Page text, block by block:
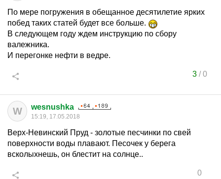
По мере погружения в обещанное десятилетие ярких
побед таких статей будет все больше.
В следующем году ждем инструкцию по сбору
валежника.
И перегонке нефти в ведре.
3/0
W wesnushka
15:19, 17.05.2018
Верх-Невинский Пруд - золотые песчинки по свей
поверхности воды плавают. Песочек у берега
всколыхнешь, он блестит на солнце..
0